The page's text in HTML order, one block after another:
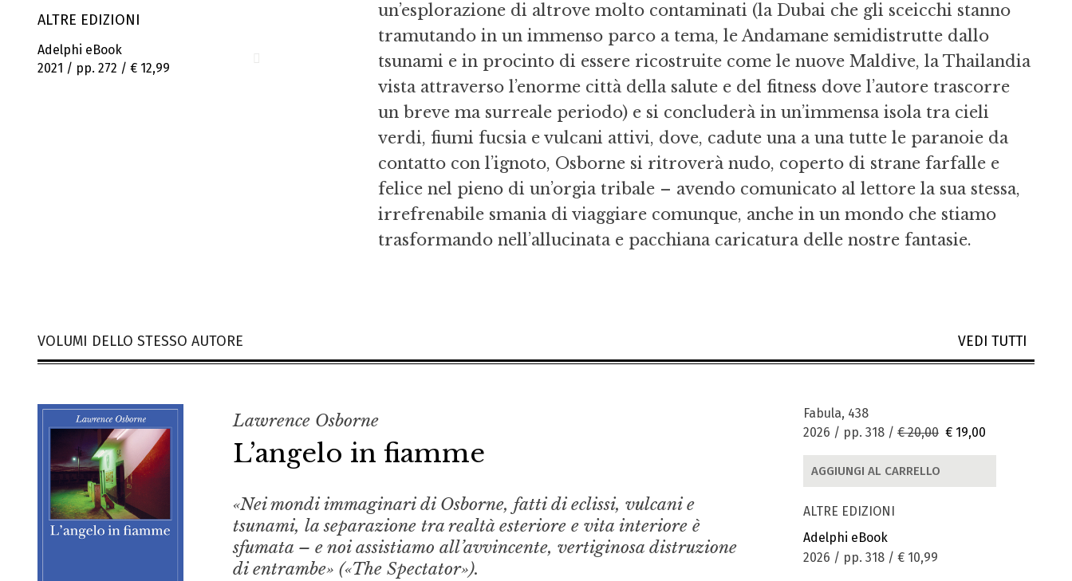
ALTRE EDIZIONI
Adelphi eBook
2021 / pp. 272 / € 12,99
un’esplorazione di altrove molto contaminati (la Dubai che gli sceicchi stanno
tramutando in un immenso parco a tema, le Andamane semidistrutte dallo
tsunami e in procinto di essere ricostruite come le nuove Maldive, la Thailandia
vista attraverso l’enorme città della salute e del fitness dove l’autore trascorre
un breve ma surreale periodo) e si concluderà in un’immensa isola tra cieli
verdi, fiumi fucsia e vulcani attivi, dove, cadute una a una tutte le paranoie da
contatto con l’ignoto, Osborne si ritroverà nudo, coperto di strane farfalle e
felice nel pieno di un’orgia tribale – avendo comunicato al lettore la sua stessa,
irrefrenabile smania di viaggiare comunque, anche in un mondo che stiamo
trasformando nell’allucinata e pacchiana caricatura delle nostre fantasie.
VOLUMI DELLO STESSO AUTORE VEDI TUTTI
Lawrence Osborne
L’angelo in fiamme
«Nei mondi immaginari di Osborne, fatti di eclissi, vulcani e
tsunami, la separazione tra realtà esteriore e vita interiore è
sfumata – e noi assistiamo all’avvincente, vertiginosa distruzione
di entrambe» («The Spectator»).
Fabula, 438
2026 / pp. 318 / € 20,00 € 19,00
AGGIUNGI AL CARRELLO
ALTRE EDIZIONI
Adelphi eBook
2026 / pp. 318 / € 10,99